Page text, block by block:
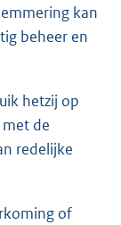
kan
beheer en
hetzij op
de
redelijke
of